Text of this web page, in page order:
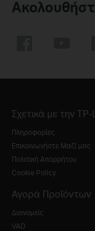
Σχετικά με την
Πληροφορίες
Επικοινωνήστε Μαζί μας
Πολιτική Απορρήτου
Cookie Policy
Αγορά Προϊόντων
Διανομείς
VAD